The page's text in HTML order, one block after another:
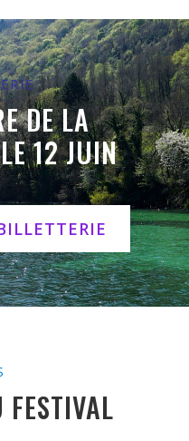
DE LA
12 JUIN
FESTIVAL